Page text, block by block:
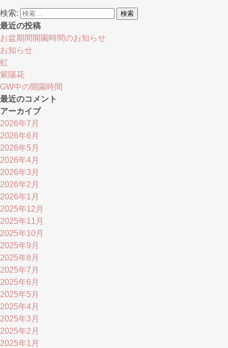
検索:
最近の投稿
お盆期間開園時間のお知らせ
お知らせ
虹
紫陽花
GW中の開園時間
最近のコメント
アーカイブ
2026年7月
2026年6月
2026年5月
2026年4月
2026年3月
2026年2月
2026年1月
2025年12月
2025年11月
2025年10月
2025年9月
2025年8月
2025年7月
2025年6月
2025年5月
2025年4月
2025年3月
2025年2月
2025年1月